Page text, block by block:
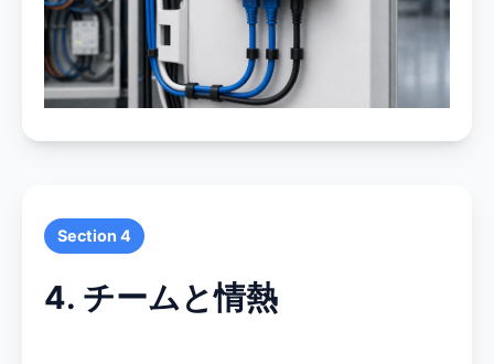
Section 4
4. チームと情熱